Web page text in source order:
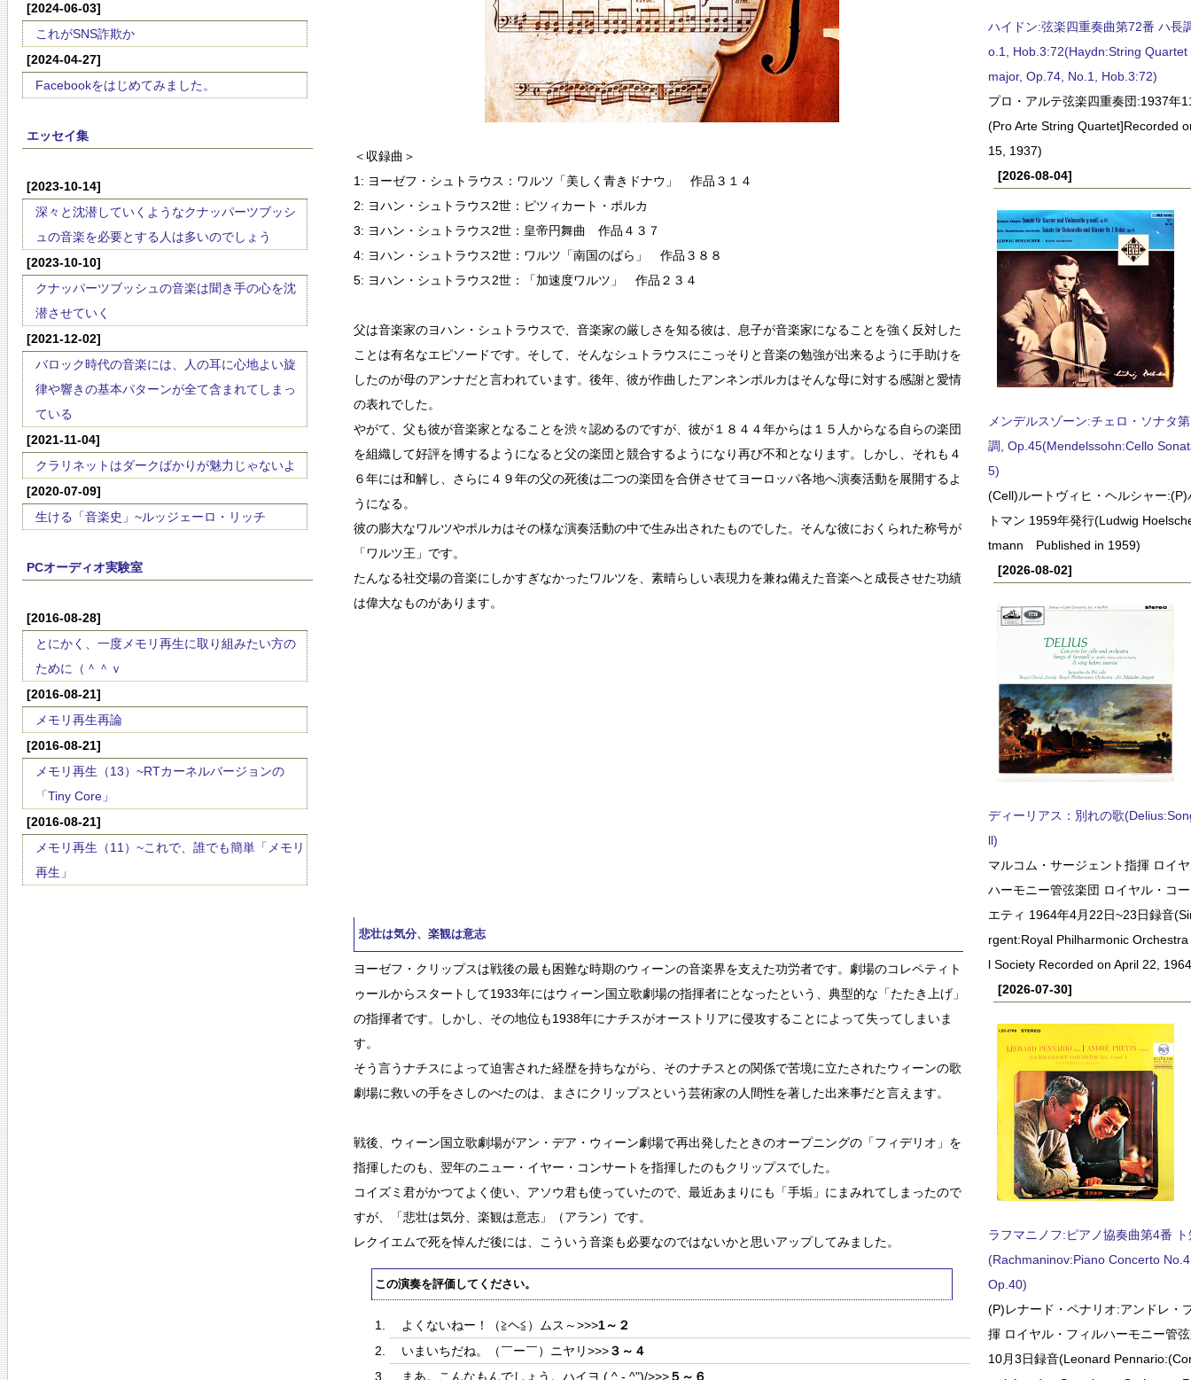
[2024-06-03]
これがSNS詐欺か
[2024-04-27]
Facebookをはじめてみました。
エッセイ集
[2023-10-14]
深々と沈潜していくようなクナッパーツブッシ
ュの音楽を必要とする人は多いのでしょう
[2023-10-10]
クナッパーツブッシュの音楽は聞き手の心を沈
潜させていく
[2021-12-02]
バロック時代の音楽には、人の耳に心地よい旋
律や響きの基本パターンが全て含まれてしまっ
ている
[2021-11-04]
クラリネットはダークばかりが魅力じゃないよ
[2020-07-09]
生ける「音楽史」~ルッジェーロ・リッチ
PCオーディオ実験室
[2016-08-28]
とにかく、一度メモリ再生に取り組みたい方の
ために（＾＾ｖ
[2016-08-21]
メモリ再生再論
[2016-08-21]
メモリ再生（13）~RTカーネルバージョンの
「Tiny Core」
[2016-08-21]
メモリ再生（11）~これで、誰でも簡単「メモリ
再生」
＜収録曲＞
1: ヨーゼフ・シュトラウス：ワルツ「美しく青きドナウ」 作品３１４
2: ヨハン・シュトラウス2世：ピツィカート・ポルカ
3: ヨハン・シュトラウス2世：皇帝円舞曲 作品４３７
4: ヨハン・シュトラウス2世：ワルツ「南国のばら」 作品３８８
5: ヨハン・シュトラウス2世：「加速度ワルツ」 作品２３４
父は音楽家のヨハン・シュトラウスで、音楽家の厳しさを知る彼は、息子が音楽家になることを強く反対した
ことは有名なエピソードです。そして、そんなシュトラウスにこっそりと音楽の勉強が出来るように手助けを
したのが母のアンナだと言われています。後年、彼が作曲したアンネンポルカはそんな母に対する感謝と愛情
の表れでした。
やがて、父も彼が音楽家となることを渋々認めるのですが、彼が１８４４年からは１５人からなる自らの楽団
を組織して好評を博するようになると父の楽団と競合するようになり再び不和となります。しかし、それも４
６年には和解し、さらに４９年の父の死後は二つの楽団を合併させてヨーロッパ各地へ演奏活動を展開するよ
うになる。
彼の膨大なワルツやポルカはその様な演奏活動の中で生み出されたものでした。そんな彼におくられた称号が
「ワルツ王」です。
たんなる社交場の音楽にしかすぎなかったワルツを、素晴らしい表現力を兼ね備えた音楽へと成長させた功績
は偉大なものがあります。
悲壮は気分、楽観は意志
ヨーゼフ・クリップスは戦後の最も困難な時期のウィーンの音楽界を支えた功労者です。劇場のコレペティト
ゥールからスタートして1933年にはウィーン国立歌劇場の指揮者にとなったという、典型的な「たたき上げ」
の指揮者です。しかし、その地位も1938年にナチスがオーストリアに侵攻することによって失ってしまいま
す。
そう言うナチスによって迫害された経歴を持ちながら、そのナチスとの関係で苦境に立たされたウィーンの歌
劇場に救いの手をさしのべたのは、まさにクリップスという芸術家の人間性を著した出来事だと言えます。
戦後、ウィーン国立歌劇場がアン・デア・ウィーン劇場で再出発したときのオープニングの「フィデリオ」を
指揮したのも、翌年のニュー・イヤー・コンサートを指揮したのもクリップスでした。
コイズミ君がかつてよく使い、アソウ君も使っていたので、最近あまりにも「手垢」にまみれてしまったので
すが、「悲壮は気分、楽観は意志」（アラン）です。
レクイエムで死を悼んだ後には、こういう音楽も必要なのではないかと思いアップしてみました。
この演奏を評価してください。
よくないねー！（≧ヘ≦）ムス～>>>1～２
いまいちだね。（￣ー￣）ニヤリ>>>３～４
まあ。こんなもんでしょう。ハイヨ ( ^ - ^")/>>>５～６
ハイドン:弦楽四重奏曲第72番 ハ長
o.1, Hob.3:72(Haydn:String Quartet
major, Op.74, No.1, Hob.3:72)
プロ・アルテ弦楽四重奏団:1937年
(Pro Arte String Quartet]Recorded
15, 1937)
[2026-08-04]
メンデルスゾーン:チェロ・ソナタ
調, Op.45(Mendelssohn:Cello
5)
(Cell)ルートヴィヒ・ヘルシャー
トマン 1959年発行(Ludwig
tmann Published in 1959)
[2026-08-02]
ディーリアス：別れの歌
ll)
マルコム・サージェント指揮 ロイ
ハーモニー管弦楽団 ロイヤル・コ
エティ 1964年4月22日~23日録音
rgent:Royal Philharmonic
l Society Recorded on April 22,
[2026-07-30]
ラフマニノフ:ピアノ協奏曲第4番
(Rachmaninov:Piano Concerto
Op.40)
(P)レナード・ペナリオ:アンドレ・
揮 ロイヤル・フィルハーモニー管
10月3日録音(Leonard